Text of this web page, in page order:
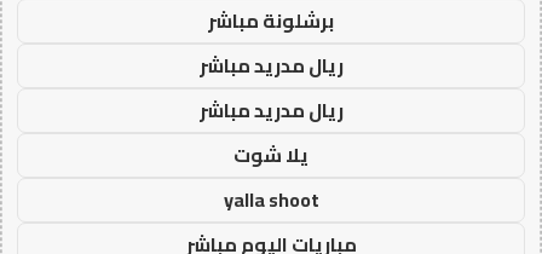
برشلونة مباشر
ريال مدريد مباشر
ريال مدريد مباشر
يلا شوت
yalla shoot
مباريات اليوم مباشر